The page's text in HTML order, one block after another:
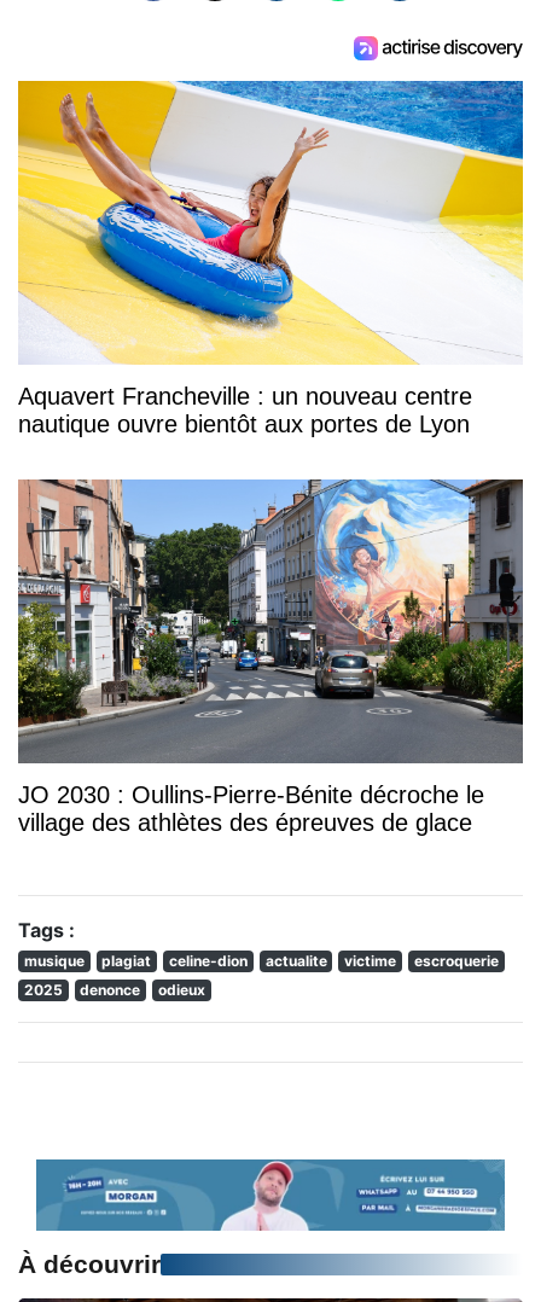
Aquavert Francheville : un nouveau centre
nautique ouvre bientôt aux portes de Lyon
JO 2030 : Oullins-Pierre-Bénite décroche le
village des athlètes des épreuves de glace
Tags :
musique plagiat celine-dion actualite victime
escroquerie
2025
denonce odieux
À découvrir